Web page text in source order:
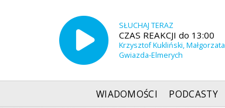
SŁUCHAJ TERAZ
CZAS REAKCJI do 13:00
Krzysztof Kukliński, Małgorzata
Gwiazda-Elmerych
WIADOMOŚCI PODCASTY